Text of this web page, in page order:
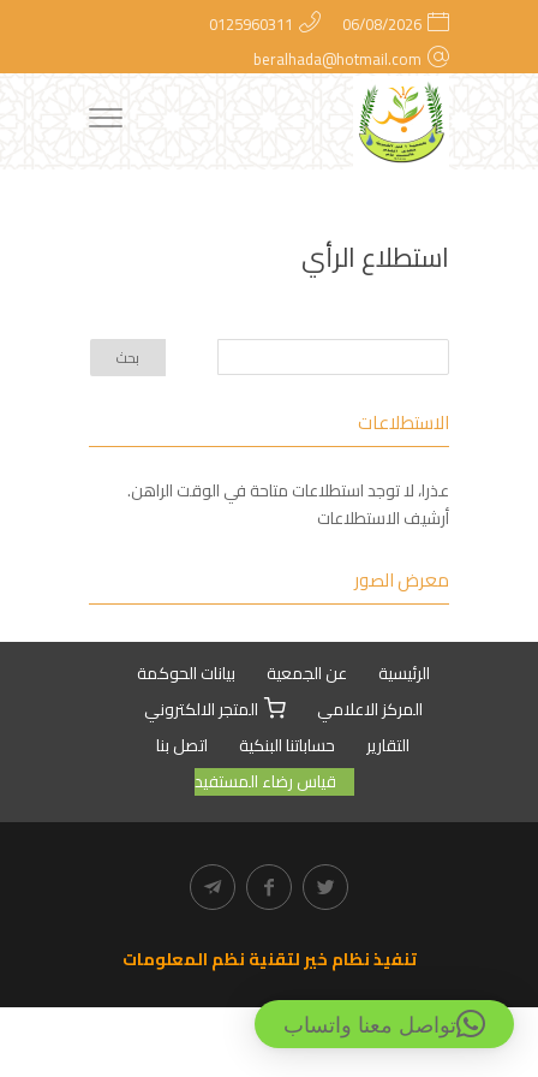
06/08/2026
0125960311
beralhada@hotmail.com
استطلاع الرأي
الاستطلاعات
عذرا، لا توجد استطلاعات متاحة في الوقت الراهن.
أرشيف الاستطلاعات
معرض الصور
الرئيسية عن الجمعية
بيانات الحوكمة
المركز الاعلامي
المتجر الالكتروني
التقارير
حساباتنا البنكية
اتصل بنا
قياس رضاء المستفيد
تنفيذ نظام خير لتقنية نظم المعلومات
تواصل معنا واتساب